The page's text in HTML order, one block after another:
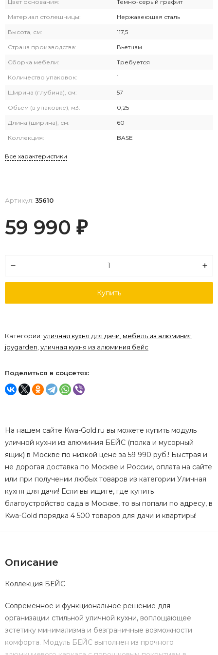
Цвет основания: Темно-серый графит
Материал столешницы: Нержавеющая сталь
Высота, см: 117,5
Страна производства: Вьетнам
Сборка мебели: Требуется
Количество упаковок: 1
Ширина (глубина), см: 57
Обьем (в упаковке), м3: 0,25
Длина (ширина), см: 60
Коллекция: BASE
Все характеристики
Артикул: 35610
59 990 ₽
Купить
Категории: уличная кухня для дачи, мебель из алюминия
joygarden,уличная кухня из алюминия бейс
Поделиться в соцсетях:
На нашем сайте Kwa-Gold.ru вы можете купить модуль
уличной кухни из алюминия БЕЙС (полка и мусорный
ящик) в Москве по низкой цене за 59 990 руб.! Быстрая и
не дорогая доставка по Москве и России, оплата на сайте
или при получении любых товаров из категории Уличная
кухня для дачи! Если вы ищите, где купить
благоустройство сада в Москве, то вы попали по адресу, в
Kwa-Gold порядка 4 500 товаров для дачи и квартиры!
Описание
Коллекция БЕЙС
Современное и функциональное решение для
организации стильной уличной кухни, воплощающее
эстетику минимализма и безграничные возможности
комфорта. Модуль БЕЙС выполнен из прочного